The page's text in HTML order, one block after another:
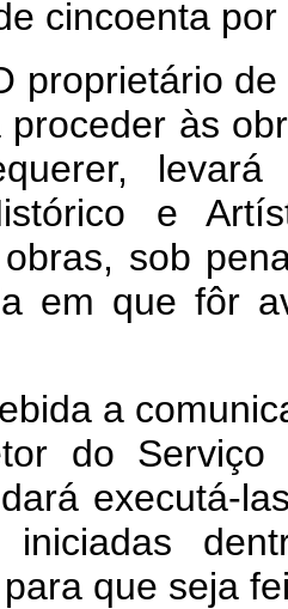
cincoenta
proprietário
proceder às
e
sob
em que fôr
a
do Serviço
executá-
iniciadas
que seja